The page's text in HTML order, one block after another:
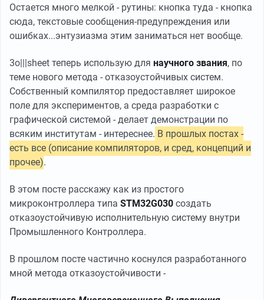
Остается много мелкой - рутины: кнопка туда - кнопка
сюда, текстовые сообщения-предупреждения или
ошибках...энтузиазма этим заниматься нет вообще.
3o|||sheet теперь использую для научного звания, по
теме нового метода - отказоустойчивых систем.
Собственный компилятор предоставляет широкое
поле для экспериментов, а среда разработки с
графической системой - делает демонстрации по
всяким институтам - интереснее. В прошлых постах -
есть все (описание компиляторов, и сред, концепций и
прочее).
В этом посте расскажу как из простого
микроконтроллера типа STM32G030 создать
отказоустойчивую исполнительную систему внутри
Промышленного Контроллера.
В прошлом посте частично коснулся разработанного
мной метода отказоустойчивости -